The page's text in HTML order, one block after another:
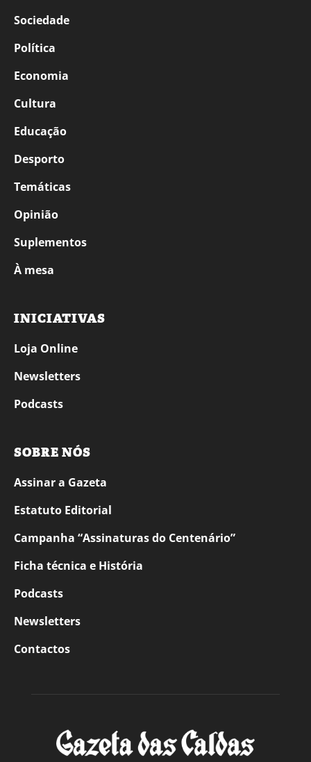
Sociedade
Política
Economia
Cultura
Educação
Desporto
Temáticas
Opinião
Suplementos
À mesa
INICIATIVAS
Loja Online
Newsletters
Podcasts
SOBRE NÓS
Assinar a Gazeta
Estatuto Editorial
Campanha “Assinaturas do Centenário”
Ficha técnica e História
Podcasts
Newsletters
Contactos